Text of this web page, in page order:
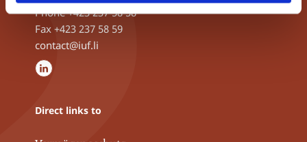
Phone+423 237 58 58
Fax +423 237 58 59
contact@iuf.li
Direct links to